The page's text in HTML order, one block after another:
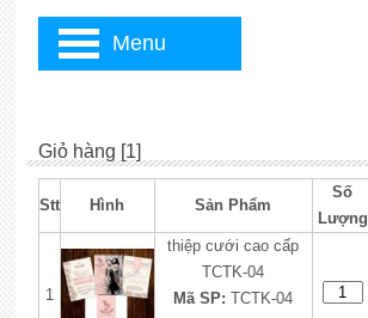
Giỏ hàng [1]
Stt Hình Sản Phẩm
Số
Lượng
1
thiệp cưới cao cấp
TCTK-04
Mã SP: TCTK-04
Menu